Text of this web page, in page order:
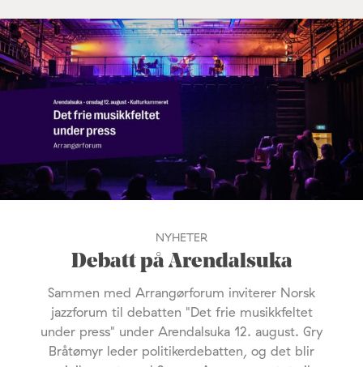
NYHETER
Debatt på Arendalsuka
Sammen med Arrangørforum inviterer Norsk
jazzforum til debatten "Det frie musikkfeltet
under press" under Arendalsuka 12. august. Gry
Bråtømyr leder politikerdebatten, og det blir